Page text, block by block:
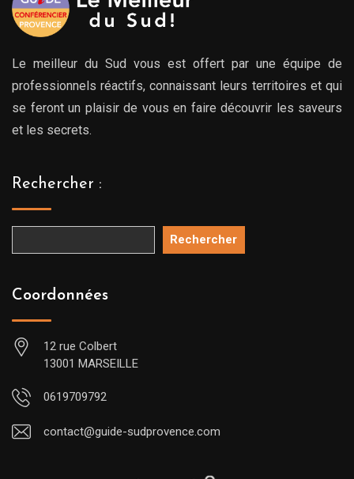
Le meilleur du Sud vous est offert par une équipe de
professionnels réactifs, connaissant leurs territoires et qui
se feront un plaisir de vous en faire découvrir les saveurs
et les secrets.
Rechercher :
Rechercher
Coordonnées
12 rue Colbert
13001 MARSEILLE
0619709792
contact@guide-sudprovence.com